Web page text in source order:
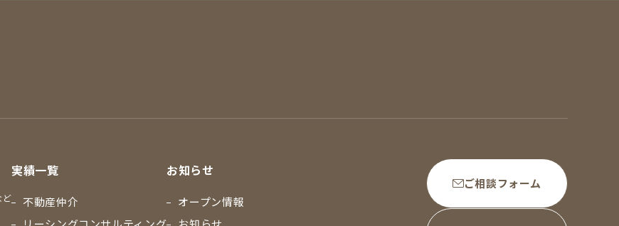
ど
実績一覧
不動産仲介
お知らせ
オープン情報
ご相談フォーム